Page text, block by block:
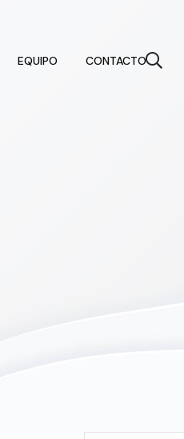
EQUIPO CONTACTO